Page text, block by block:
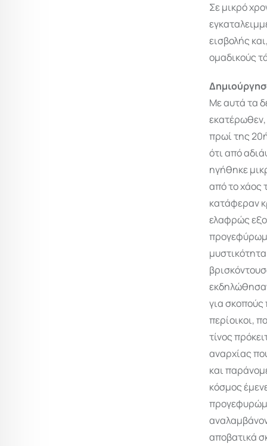
Σε μικρό
εισβολής
ομαδικούς
Με αυτά τα
εκατέρωθεν,
πρωί της
ότι από
ηγήθηκε
από το χάος
κατάφεραν
ελαφρώς
για σκοπούς
περίοικοι,
τίνος
αναρχίας
και
κόσμος
αποβατικά